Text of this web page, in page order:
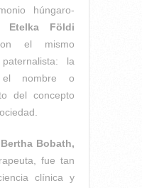
húngaro-
Etelka Földi
el mismo
la
el nombre o
del concepto
Bobath,
fue tan
clínica y